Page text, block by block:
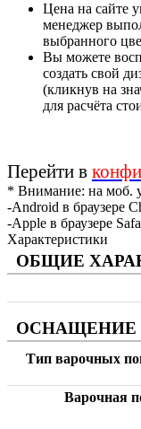
Цена на сайте
менеджер
выбранного
Вы можете
создать свой
(кликнув на
для расчёта
Перейти в
* Внимание: на моб.
-Android в браузере
-Apple в браузере
Характеристики
ОБЩИЕ
ОСНАЩЕНИЕ
Тип варочных
Варочная